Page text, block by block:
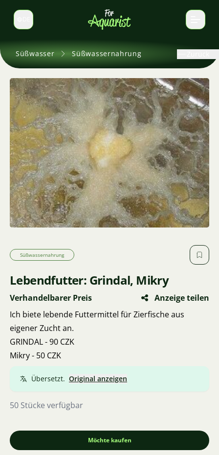
Sprache wechseln
Süßwasser Süßwassernahrung
Süßwassernahrung
Lebendfutter: Grindal, Mikry
Verhandelbarer Preis
Anzeige teilen
Ich biete lebende Futtermittel für Zierfische aus
eigener Zucht an.
GRINDAL - 90 CZK
Mikry - 50 CZK
Übersetzt. Original anzeigen
50 Stücke verfügbar
Möchte kaufen